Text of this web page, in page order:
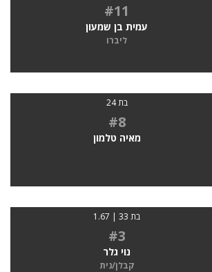
#11
עמית בן שמעון
ליברו
בת 24
#8
מאיה טלמון
בת 33 | 1.67
#3
נוי גלר
קבלן/נית